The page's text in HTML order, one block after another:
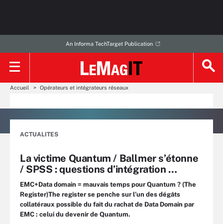
An Informa TechTarget Publication
Accueil Opérateurs et intégrateurs réseaux
ACTUALITES
La victime Quantum / Ballmer s’étonne
/ SPSS : questions d’intégration …
EMC+Data domain = mauvais temps pour Quantum ? (The
Register)The register se penche sur l’un des dégâts
collatéraux possible du fait du rachat de Data Domain par
EMC : celui du devenir de Quantum.